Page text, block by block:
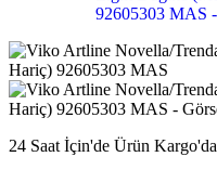
24 Saat İçin'de Ürün Kargo'da